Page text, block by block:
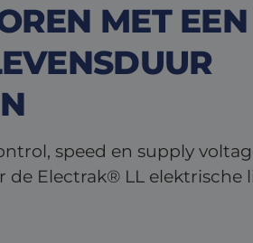
MET EEN
speed en supply
de Electrak® LL elektrische